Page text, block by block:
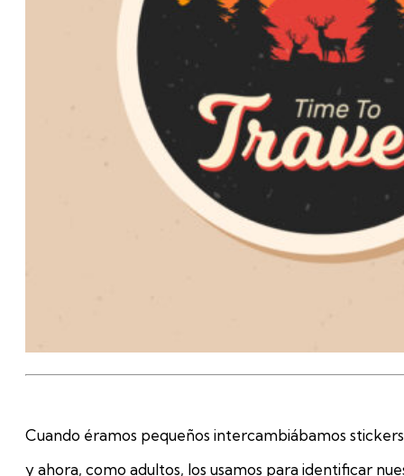
Cuando éramos pequeños intercambiábamos
y ahora, como adultos, los usamos para identificar